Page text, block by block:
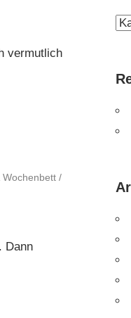
vermutlich
Wochenbett /
Dann